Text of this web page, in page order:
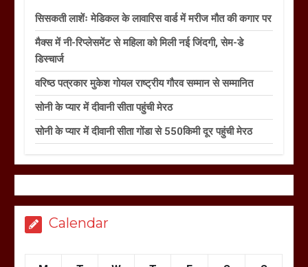
सिसकती लाशेंः मेडिकल के लावारिस वार्ड में मरीज मौत की कगार पर
मैक्स में नी-रिप्लेसमेंट से महिला को मिली नई जिंदगी, सेम-डे
डिस्चार्ज
वरिष्ठ पत्रकार मुकेश गोयल राष्ट्रीय गौरव सम्मान से सम्मानित
सोनी के प्यार में दीवानी सीता पहुंची मेरठ
सोनी के प्यार में दीवानी सीता गोंडा से 550किमी दूर पहुंची मेरठ
Calendar